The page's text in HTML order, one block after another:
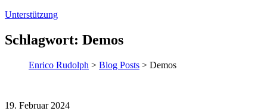
Unterstützung
Schlagwort: Demos
Enrico Rudolph > Blog Posts > Demos
19. Februar 2024